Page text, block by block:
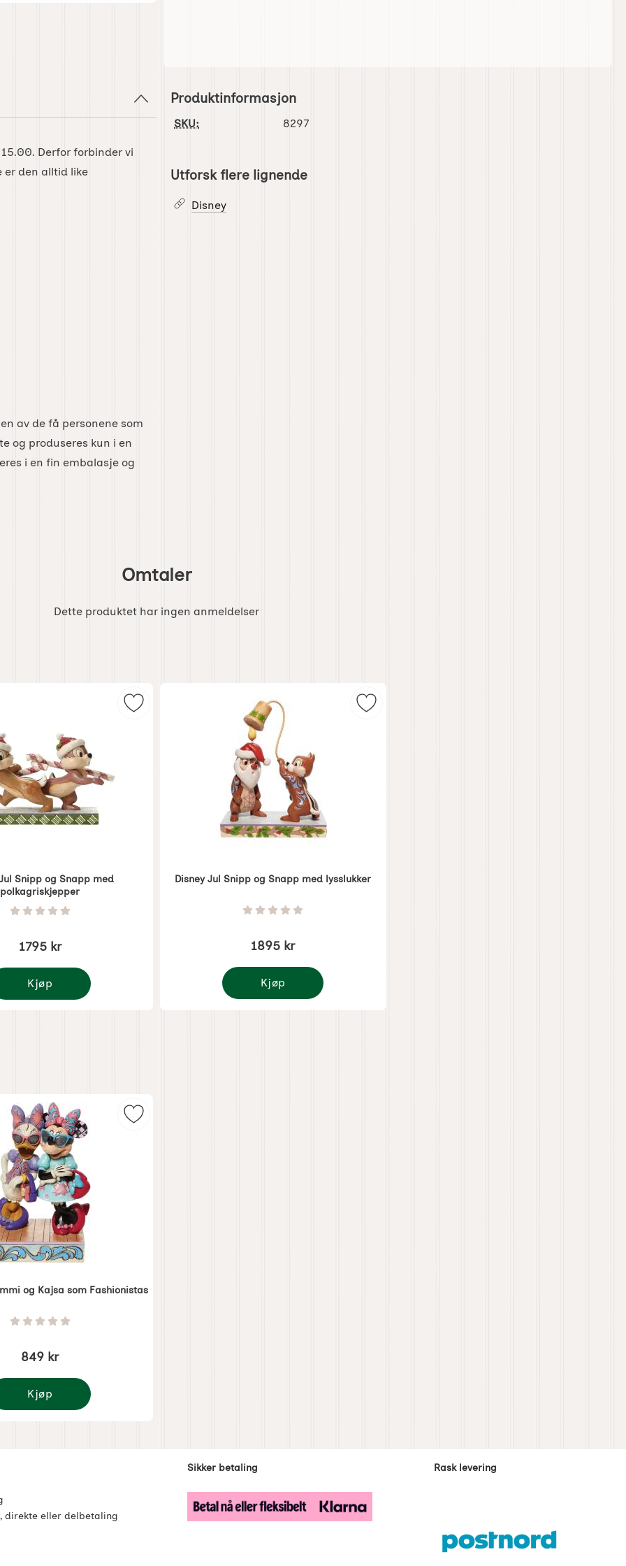
Derfor forbinder vi
er den alltid like
av de få personene som
og produseres kun i en
i en fin embalasje og
Produktinformasjon
SKU: 8297
Utforsk flere lignende
Disney
Omtaler
Dette produktet har ingen anmeldelser
Skrue Pengegrisker som favoritt
Snipp og Snapp med
polkagriskjepper
Vurdering: 0 Stjerne av 5
1795 kr
Kjøp
Jul Snipp og Snapp med polkagriskjepper
Merk disney Jul Snipp og Snapp med polkagriskjepper som favoritt
Disney Jul Snipp og Snapp med lysslukker
Varenummer 7381 Vurdering: 0 Stjerne av 5
1895 kr
Kjøp
Disney Jul Snipp og Snapp med lysslukker
Merk disney Jul Snipp og Snapp med lysslukker
på høy som favoritt
og Kajsa som Fashionistas
Vurdering: 0 Stjerne av 5
849 kr
Kjøp
Jul - Mimmi og Kajsa som Fashionistas
Merk disney Jul - Mimmi og Kajsa som Fashionistas som favoritt
direkte eller delbetaling
Sikker betaling Rask levering